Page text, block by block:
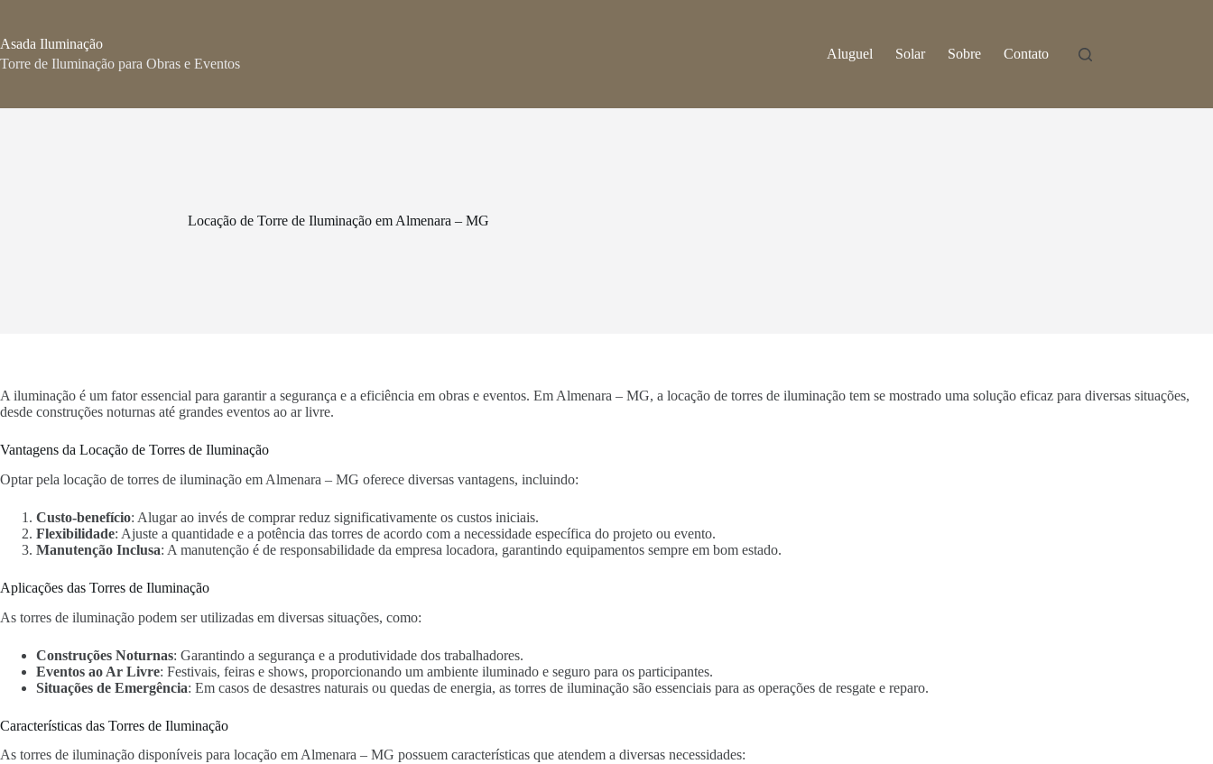
o
conteúdo
Asada Iluminação
Torre de Iluminação para Obras e Eventos
Aluguel Solar Sobre Contato
Locação de Torre de Iluminação em Almenara – MG
A iluminação é um fator essencial para garantir a segurança e a eficiência em obras e eventos. Em Almenara – MG, a locação de torres de iluminação tem se mostrado uma solução eficaz para diversas situações,
desde construções noturnas até grandes eventos ao ar livre.
Vantagens da Locação de Torres de Iluminação
Optar pela locação de torres de iluminação em Almenara – MG oferece diversas vantagens, incluindo:
Custo-benefício: Alugar ao invés de comprar reduz significativamente os custos iniciais.
Flexibilidade: Ajuste a quantidade e a potência das torres de acordo com a necessidade específica do projeto ou evento.
Manutenção Inclusa: A manutenção é de responsabilidade da empresa locadora, garantindo equipamentos sempre em bom estado.
Aplicações das Torres de Iluminação
As torres de iluminação podem ser utilizadas em diversas situações, como:
Construções Noturnas: Garantindo a segurança e a produtividade dos trabalhadores.
Eventos ao Ar Livre: Festivais, feiras e shows, proporcionando um ambiente iluminado e seguro para os participantes.
Situações de Emergência: Em casos de desastres naturais ou quedas de energia, as torres de iluminação são essenciais para as operações de resgate e reparo.
Características das Torres de Iluminação
As torres de iluminação disponíveis para locação em Almenara – MG possuem características que atendem a diversas necessidades: